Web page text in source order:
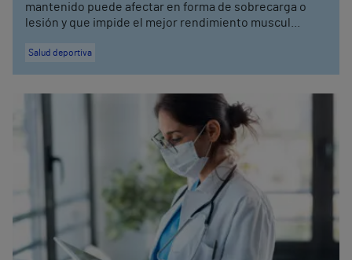
mantenido puede afectar en forma de sobrecarga o
lesión y que impide el mejor rendimiento muscul...
Salud deportiva